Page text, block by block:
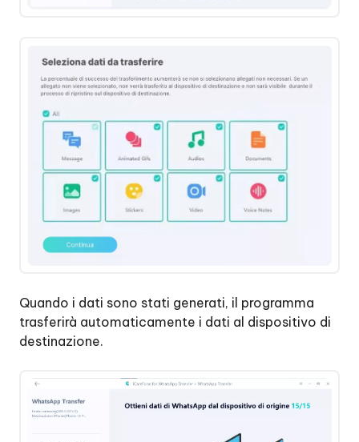
Quando i dati sono stati generati, il programma
trasferirà automaticamente i dati al dispositivo di
destinazione.